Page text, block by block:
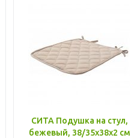
СИТА Подушка на стул,
бежевый, 38/35x38x2 см